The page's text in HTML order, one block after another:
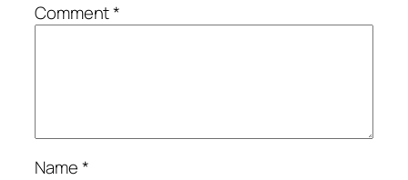
Comment*
Name*